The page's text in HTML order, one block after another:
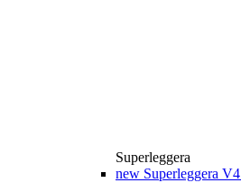
Superleggera
new Superleggera